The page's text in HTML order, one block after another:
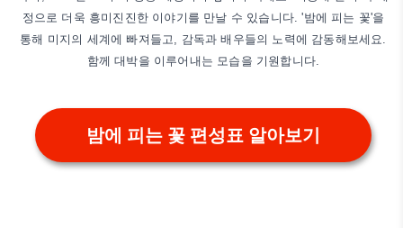
정으로 더욱 흥미진진한 이야기를 만날 수 있습니다. '밤에 피는 꽃'을
통해 미지의 세계에 빠져들고, 감독과 배우들의 노력에 감동해보세요.
함께 대박을 이루어내는 모습을 기원합니다.
밤에 피는 꽃 편성표 알아보기